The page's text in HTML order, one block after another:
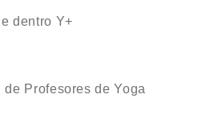
dentro Y+
Profesores de Yoga